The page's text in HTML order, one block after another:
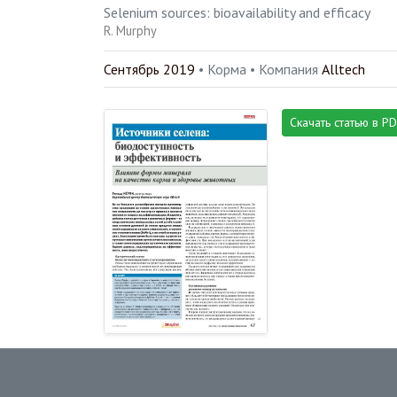
Selenium sources: bioavailability and efficacy
R. Murphy
Сентябрь 2019 • Корма • Компания Alltech
Скачать статью в